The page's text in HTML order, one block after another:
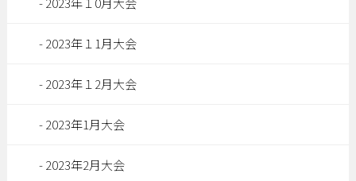
2023年１1月大会
2023年１2月大会
2023年1月大会
2023年2月大会